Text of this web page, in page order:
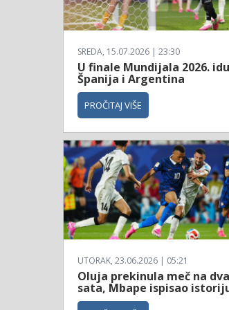
SREDA, 15.07.2026 | 23:30
U finale Mundijala 2026. idu
Španija i Argentina
PROČITAJ VIŠE
UTORAK, 23.06.2026 | 05:21
Oluja prekinula meč na dva
sata, Mbape ispisao